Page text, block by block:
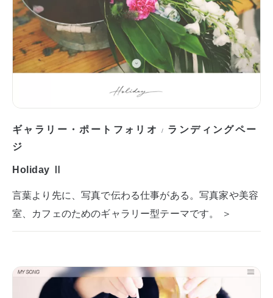
ギャラリー・ポートフォリオ / ランディングペー
ジ
Holiday Ⅱ
言葉より先に、写真で伝わる仕事がある。写真家や美容
室、カフェのためのギャラリー型テーマです。 ＞